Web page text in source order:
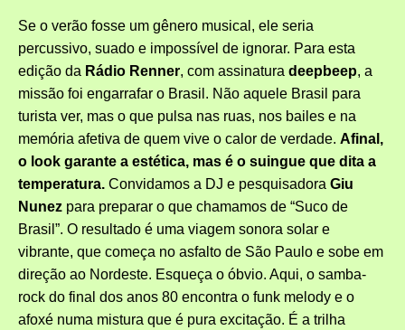
Se o verão fosse um gênero musical, ele seria
percussivo, suado e impossível de ignorar. Para esta
edição da Rádio Renner, com assinatura deepbeep, a
missão foi engarrafar o Brasil. Não aquele Brasil para
turista ver, mas o que pulsa nas ruas, nos bailes e na
memória afetiva de quem vive o calor de verdade. Afinal,
o look garante a estética, mas é o suingue que dita a
temperatura. Convidamos a DJ e pesquisadora Giu
Nunez para preparar o que chamamos de “Suco de
Brasil”. O resultado é uma viagem sonora solar e
vibrante, que começa no asfalto de São Paulo e sobe em
direção ao Nordeste. Esqueça o óbvio. Aqui, o samba-
rock do final dos anos 80 encontra o funk melody e o
afoxé numa mistura que é pura excitação. É a trilha